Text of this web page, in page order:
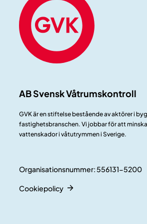
AB Svensk Våtrumskontroll
GVK är en stiftelse bestående av aktörer i
fastighetsbranschen. Vi jobbar för att
vattenskador i våtutrymmen i Sverige.
Organisationsnummer: 556131-5200
Cookiepolicy